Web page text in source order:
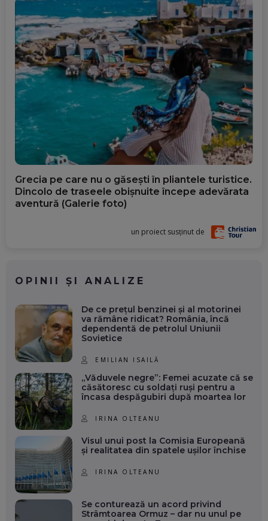
Grecia pe care nu o găsești în pliantele turistice.
Dincolo de traseele obișnuite începe adevărata
aventură (Galerie foto)
un proiect susținut de
OPINII ȘI ANALIZE
De ce prețul benzinei și al motorinei
va rămâne ridicat? România, încă
dependentă de petrolul Uniunii
Sovietice
EMILIAN ISAILĂ
„Văduvele negre”: Femei acuzate că se
căsătoresc cu soldați ruși pentru a
încasa despăgubiri după moartea lor
IRINA OLTEANU
Visul unui post la Comisia Europeană
și realitatea din spatele ușilor închise
IRINA OLTEANU
Se conturează un acord privind
Strâmtoarea Ormuz – dar nu unul pe